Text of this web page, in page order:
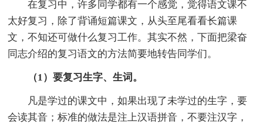
在复习中，许多同学都有一个感觉，觉得语文课不
太好复习，除了背诵短篇课文，从头至尾看看长篇课
文，不知还可做什么复习工作。其实不然，下面把梁奋
同志介绍的复习语文的方法简要地转告同学们。
（1）要复习生字、生词。
凡是学过的课文中，如果出现了未学过的生字，要
会读其音；标准的做法是注上汉语拼音，不要注汉字，